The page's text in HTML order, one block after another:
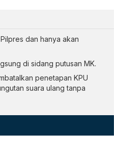
dan hanya akan
di sidang putusan MK.
penetapan KPU
suara ulang tanpa